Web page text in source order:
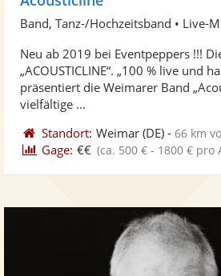
Neu ab 2019 bei Eventpeppers !!!
„ACOUSTICLINE“. „100 % live und
präsentiert die Weimarer Band
vielfältige ...
Standort: Weimar (DE) -66 km
Gage: €€ (ca. 500 € - 1800 € pro